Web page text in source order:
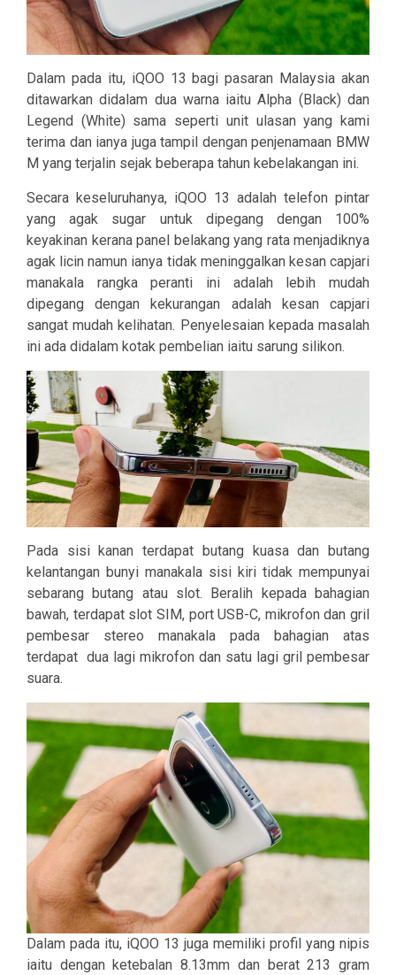
Dalam pada itu, iQOO 13 bagi pasaran Malaysia akan
ditawarkan didalam dua warna iaitu Alpha (Black) dan
Legend (White) sama seperti unit ulasan yang kami
terima dan ianya juga tampil dengan penjenamaan BMW
M yang terjalin sejak beberapa tahun kebelakangan ini.
Secara keseluruhanya, iQOO 13 adalah telefon pintar
yang agak sugar untuk dipegang dengan 100%
keyakinan kerana panel belakang yang rata menjadiknya
agak licin namun ianya tidak meninggalkan kesan capjari
manakala rangka peranti ini adalah lebih mudah
dipegang dengan kekurangan adalah kesan capjari
sangat mudah kelihatan. Penyelesaian kepada masalah
ini ada didalam kotak pembelian iaitu sarung silikon.
Pada sisi kanan terdapat butang kuasa dan butang
kelantangan bunyi manakala sisi kiri tidak mempunyai
sebarang butang atau slot. Beralih kepada bahagian
bawah, terdapat slot SIM, port USB-C, mikrofon dan gril
pembesar stereo manakala pada bahagian atas
terdapat dua lagi mikrofon dan satu lagi gril pembesar
suara.
Dalam pada itu, iQOO 13 juga memiliki profil yang nipis
iaitu dengan ketebalan 8.13mm dan berat 213 gram